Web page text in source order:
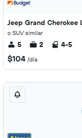
Jeep Grand Cherokee
o SUV similar
5 2 4-5
$104 /día